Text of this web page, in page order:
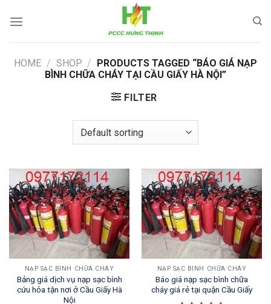
HOME / SHOP / PRODUCTS TAGGED “BÁO GIÁ NẠP
BÌNH CHỮA CHÁY TẠI CẦU GIẤY HÀ NỘI”
FILTER
NẠP SẠC BÌNH CHỮA CHÁY
Bảng giá dịch vụ nạp sạc bình
cứu hỏa tận nơi ở Cầu Giấy Hà
Nội
NẠP SẠC BÌNH CHỮA CHÁY
Báo giá nạp sạc bình chữa
cháy giá rẻ tại quận Cầu Giấy